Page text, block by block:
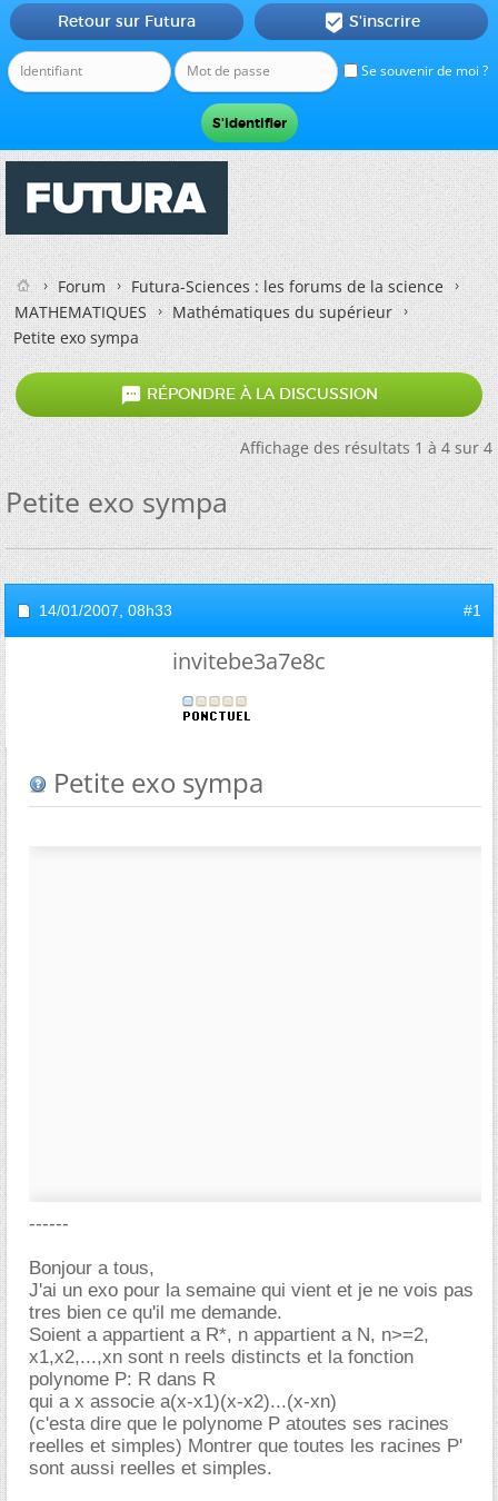
Se souvenir de moi ?
Retour sur Futura  S'inscrire
Forum
Futura-Sciences : les forums de la science
MATHEMATIQUES
Mathématiques du supérieur
Petite exo sympa
 RÉPONDRE À LA DISCUSSION
Affichage des résultats 1 à 4 sur 4
Petite exo sympa
14/01/2007, 08h33 #1
invitebe3a7e8c
Petite exo sympa
------
Bonjour a tous,
J'ai un exo pour la semaine qui vient et je ne vois pas
tres bien ce qu'il me demande.
Soient a appartient a R*, n appartient a N, n>=2,
x1,x2,...,xn sont n reels distincts et la fonction
polynome P: R dans R
qui a x associe a(x-x1)(x-x2)...(x-xn)
(c'esta dire que le polynome P atoutes ses racines
reelles et simples) Montrer que toutes les racines P'
sont aussi reelles et simples.